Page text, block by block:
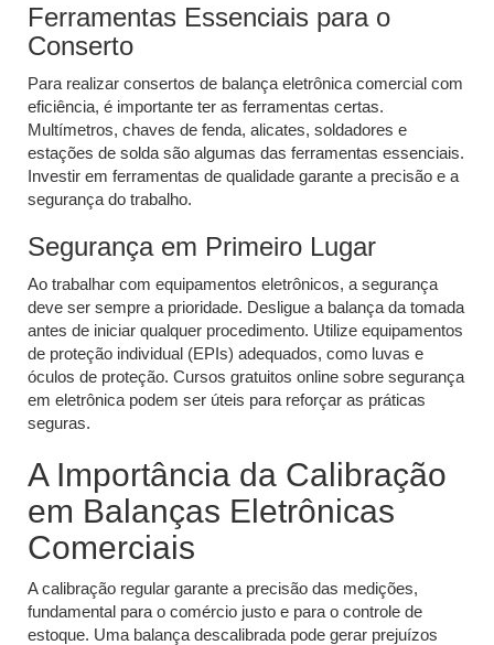
Ferramentas Essenciais para o
Conserto
Para realizar consertos de balança eletrônica comercial com
eficiência, é importante ter as ferramentas certas.
Multímetros, chaves de fenda, alicates, soldadores e
estações de solda são algumas das ferramentas essenciais.
Investir em ferramentas de qualidade garante a precisão e a
segurança do trabalho.
Segurança em Primeiro Lugar
Ao trabalhar com equipamentos eletrônicos, a segurança
deve ser sempre a prioridade. Desligue a balança da tomada
antes de iniciar qualquer procedimento. Utilize equipamentos
de proteção individual (EPIs) adequados, como luvas e
óculos de proteção. Cursos gratuitos online sobre segurança
em eletrônica podem ser úteis para reforçar as práticas
seguras.
A Importância da Calibração
em Balanças Eletrônicas
Comerciais
A calibração regular garante a precisão das medições,
fundamental para o comércio justo e para o controle de
estoque. Uma balança descalibrada pode gerar prejuízos